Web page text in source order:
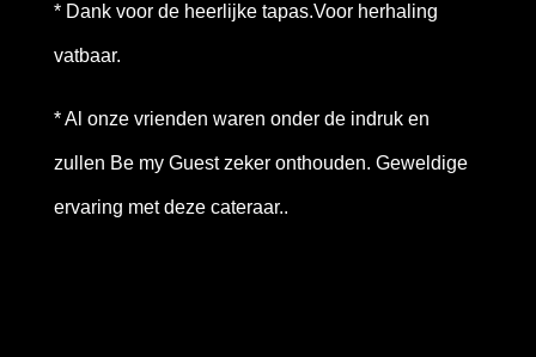
* Dank voor de heerlijke tapas.Voor herhaling
vatbaar.
* Al onze vrienden waren onder de indruk en
zullen Be my Guest zeker onthouden. Geweldige
ervaring met deze cateraar..